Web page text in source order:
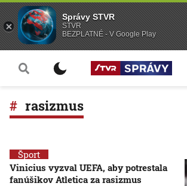
rasizmus
Šport
Vinicius vyzval UEFA, aby potrestala
fanúšikov Atletica za rasizmus
Správy STVR
STVR
BEZPLATNÉ - V Google Play